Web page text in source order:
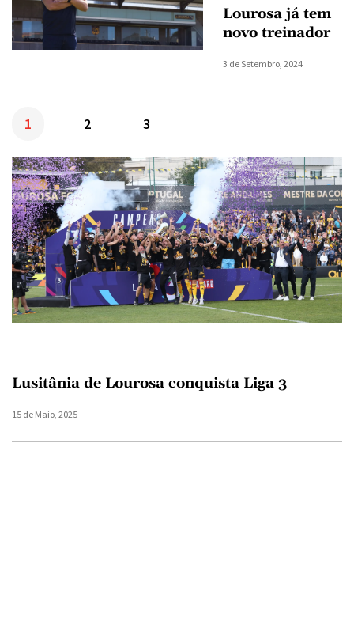
Lourosa já tem
novo treinador
3 de Setembro, 2024
1 2 3
Lusitânia de Lourosa conquista Liga 3
15 de Maio, 2025